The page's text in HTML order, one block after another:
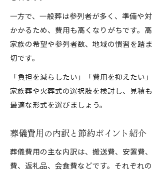
一方で、一般葬は参列者が多く、準備や
かかるため、費用も高くなりがちです。高
家族の希望や参列者数、地域の慣習を踏
切です。
「負担を減らしたい」「費用を抑えたい
家族葬や火葬式の選択肢を検討し、見積
最適な形式を選びましょう。
葬儀費用の内訳と節約ポイント紹介
葬儀費用の主な内訳は、搬送費、安置費
費、返礼品、会食費などです。それぞれ